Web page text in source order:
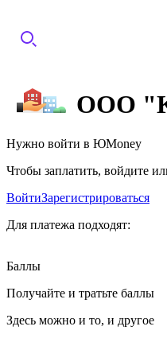
ООО
Нужно войти в ЮMoney
Чтобы заплатить, войдите
ВойтиЗарегистрироваться
Для платежа подходят:
Баллы
Получайте и тратьте баллы
Здесь можно и то, и другое